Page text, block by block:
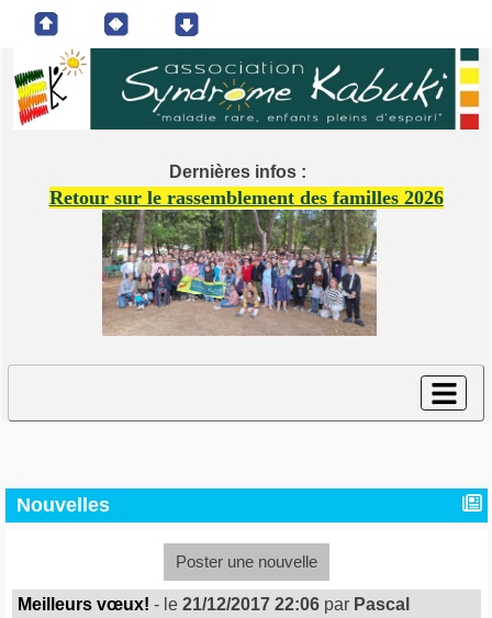
Dernières infos :
Retour sur le rassemblement des familles 2026
Nouvelles
Poster une nouvelle
Meilleurs vœux! - le 21/12/2017 22:06par Pascal